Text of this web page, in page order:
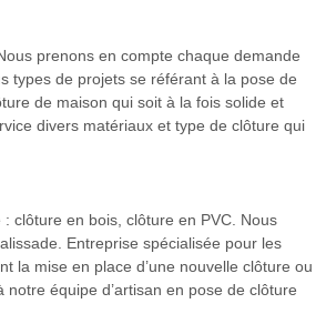
prenons en compte chaque demande
types de projets se référant à la pose de
de maison qui soit à la fois solide et
divers matériaux et type de clôture qui
clôture en bois, clôture en PVC. Nous
Entreprise spécialisée pour les
la mise en place d’une nouvelle clôture ou
équipe d’artisan en pose de clôture